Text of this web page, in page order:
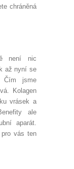
chráněná
není nic
až nyní se
Čím jsme
Kolagen
vrásek a
ale
aparát.
vás ten